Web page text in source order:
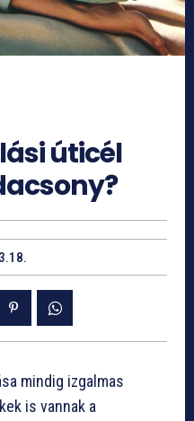
úticél
mindig izgalmas
is vannak a